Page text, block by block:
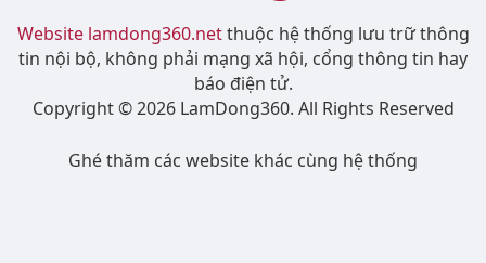
Website lamdong360.netthuộc hệ thống lưu trữ thông
tin nội bộ, không phải mạng xã hội, cổng thông tin hay
báo điện tử.
Copyright © 2026 LamDong360. All Rights Reserved
Ghé thăm các website khác cùng hệ thống